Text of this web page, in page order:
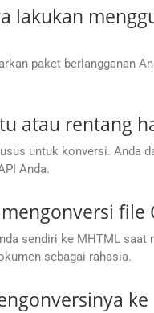
lakukan
paket berlangganan
atau rentang
untuk konversi. Anda
Anda.
file
sendiri ke MHTML
sebagai rahasia.
ke